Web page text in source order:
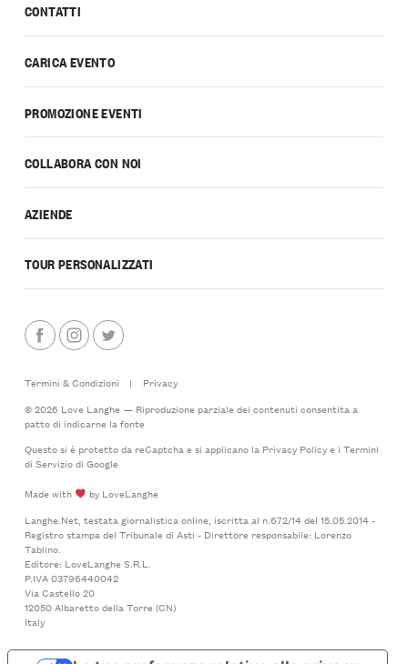
CONTATTI
CARICA EVENTO
PROMOZIONE EVENTI
COLLABORA CON NOI
AZIENDE
TOUR PERSONALIZZATI
Termini & Condizioni |
Privacy
© 2026 Love Langhe — Riproduzione parziale dei contenuti consentita a
patto di indicarne la fonte
Questo si è protetto da reCaptcha e si applicano la Privacy Policye i Termini
di Serviziodi Google
Made with
by LoveLanghe
Langhe.Net, testata giornalistica online, iscritta al n.672/14 del 15.05.2014 -
Registro stampa del Tribunale di Asti - Direttore responsabile: Lorenzo
Tablino.
Editore: LoveLanghe S.R.L.
P.IVA 03796440042
Via Castello 20
12050 Albaretto della Torre (CN)
Italy